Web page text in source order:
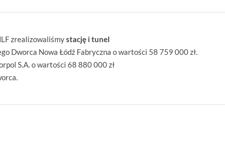
zrealizowaliśmystację i tunel
Dworca Nowa Łódź Fabryczna o wartości 58 759 000 zł.
S.A. o wartości 68 880 000 zł